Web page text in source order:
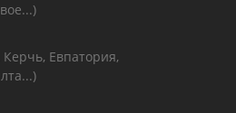
Евпатория,